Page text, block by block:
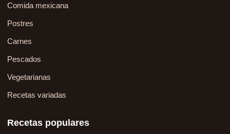
Comida mexicana
Postres
Carnes
Pescados
Vegetarianas
Recetas variadas
Recetas populares